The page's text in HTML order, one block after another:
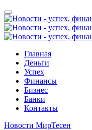
Главная
Деньги
Успех
Финансы
Бизнес
Банки
Контакты
Новости МирТесен